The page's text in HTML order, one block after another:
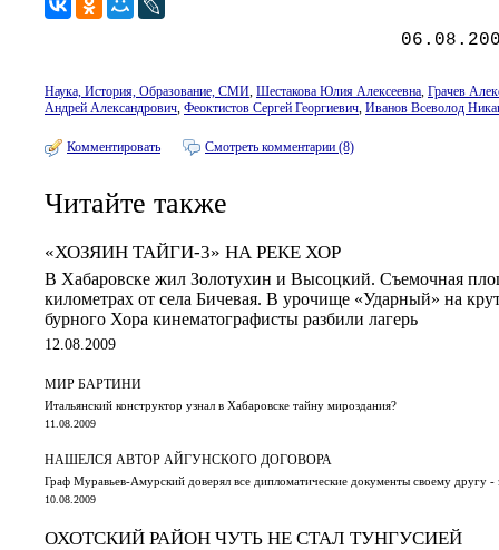
Наука, История, Образование, СМИ, Шестакова Юлия Алексеевна, Грачев
Андрей Александрович, Феоктистов Сергей Георгиевич, Иванов Всеволод
Комментировать Смотреть комментарии (8)
Читайте также
«ХОЗЯИН ТАЙГИ-3» НА РЕКЕ ХОР
В Хабаровске жил Золотухин и Высоцкий. Съемочная
километрах от села Бичевая. В урочище «Ударный» на
бурного Хора кинематографисты разбили лагерь
12.08.2009
МИР БАРТИНИ
Итальянский конструктор узнал в Хабаровске тайну мироздания?
11.08.2009
НАШЕЛСЯ АВТОР АЙГУНСКОГО ДОГОВОРА
Граф Муравьев-Амурский доверял все дипломатические документы своему другу
10.08.2009
ОХОТСКИЙ РАЙОН ЧУТЬ НЕ СТАЛ ТУНГУСИЕЙ